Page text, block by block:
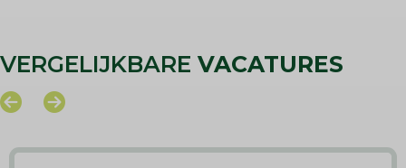
VERGELIJKBARE VACATURES